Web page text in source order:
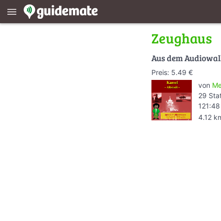
menu
Zeughaus
Aus dem
Preis: 5.49 €
von
29
4.12